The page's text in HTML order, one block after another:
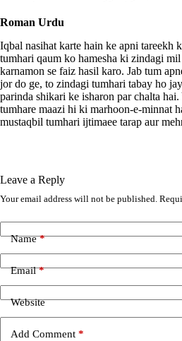
Roman Urdu
Iqbal nasihat karte hain ke apni tareekh
tumhari qaum ko hamesha ki zindagi
karnamon se faiz hasil karo. Jab tum
jor do ge, to zindagi tumhari tabay ho
parinda shikari ke isharon par chalta
tumhare maazi hi ki marhoon-e-minnat
mustaqbil tumhari ijtimaee tarap aur
Leave a Reply
Your email address will not be published.
Name*
Email*
Website
Add Comment *
A
t
e
t
i